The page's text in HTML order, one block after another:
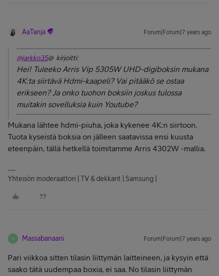
AaTanja Forum|Forum|7 years ago
@jarkko35@ kirjoitti:
Hei! Tuleeko Arris Vip 5305W UHD-digiboksin mukana
4K:ta siirtävä Hdmi-kaapeli? Vai pitääkö se ostaa
erikseen? Ja onko tuohon boksiin joskus tulossa
muitakin sovelluksia kuin Youtube?
Mukana lähtee hdmi-piuha, joka kykenee 4K:n siirtoon.
Tuota kyseistä boksia on jälleen saatavissa ensi kuusta
eteenpäin, tällä hetkellä toimitamme Arris 4302W -mallia.
Yhteisön moderaattori | TV & dekkarit | Samsung |
M Massabanaani Forum|Forum|7 years ago
Pari viikkoa sitten tilasin liittymän laitteineen, ja kysyin että
saako tätä uudempaa boxia, ei saa. No tilasin liittymän